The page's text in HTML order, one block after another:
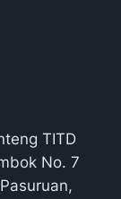
TITD
No. 7